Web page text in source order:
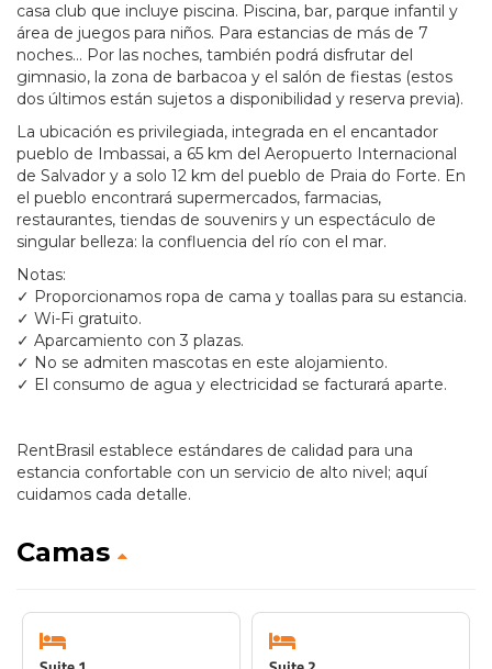
casa club que incluye piscina. Piscina, bar, parque infantil y
área de juegos para niños. Para estancias de más de 7
noches... Por las noches, también podrá disfrutar del
gimnasio, la zona de barbacoa y el salón de fiestas (estos
dos últimos están sujetos a disponibilidad y reserva previa).
La ubicación es privilegiada, integrada en el encantador
pueblo de Imbassai, a 65 km del Aeropuerto Internacional
de Salvador y a solo 12 km del pueblo de Praia do Forte. En
el pueblo encontrará supermercados, farmacias,
restaurantes, tiendas de souvenirs y un espectáculo de
singular belleza: la confluencia del río con el mar.
Notas:
✓ Proporcionamos ropa de cama y toallas para su estancia.
✓ Wi-Fi gratuito.
✓ Aparcamiento con 3 plazas.
✓ No se admiten mascotas en este alojamiento.
✓ El consumo de agua y electricidad se facturará aparte.
RentBrasil establece estándares de calidad para una
estancia confortable con un servicio de alto nivel; aquí
cuidamos cada detalle.
Camas